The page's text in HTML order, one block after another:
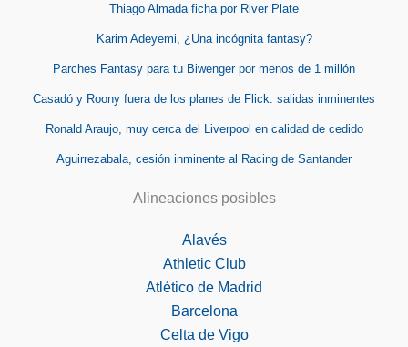
Thiago Almada ficha por River Plate
Karim Adeyemi, ¿Una incógnita fantasy?
Parches Fantasy para tu Biwenger por menos de 1 millón
Casadó y Roony fuera de los planes de Flick: salidas inminentes
Ronald Araujo, muy cerca del Liverpool en calidad de cedido
Aguirrezabala, cesión inminente al Racing de Santander
Alineaciones posibles
Alavés
Athletic Club
Atlético de Madrid
Barcelona
Celta de Vigo